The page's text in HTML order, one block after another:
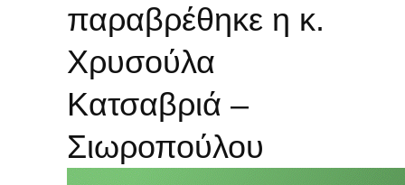
παραβρέθηκε η κ.
Χρυσούλα
Κατσαβριά –
Σιωροπούλου